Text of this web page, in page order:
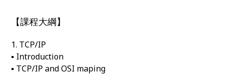
【課程大綱】
1. TCP/IP
▪ Introduction
▪ TCP/IP and OSI maping